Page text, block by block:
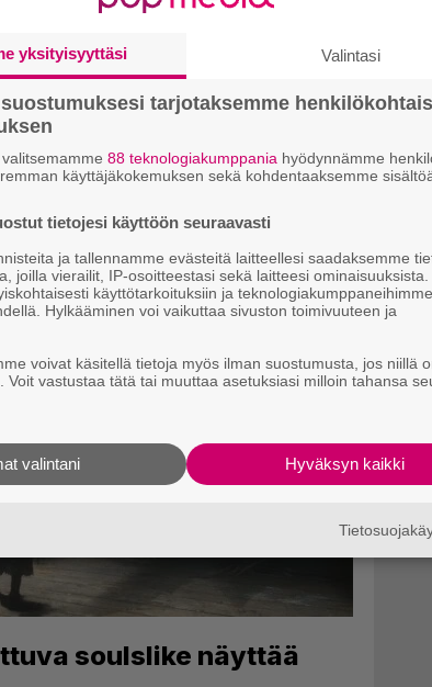
soulslike näyttää
yksityisyyttäsi Valintasi
tarjotaksemme
88 teknologiakumppania hyödynnämme
käyttäjäkokemuksen sekä kohdentaaksemme
tietojesi käyttöön seuraavasti
ja tallennamme evästeitä laitteellesi saadaksemme
joilla vierailit, IP-osoitteestasi sekä laitteesi
käyttötarkoituksiin ja teknologiakumppaneihimme
Hylkääminen voi vaikuttaa sivuston toimivuuteen ja
voivat käsitellä tietoja myös ilman suostumusta, jos niillä
Voit vastustaa tätä tai muuttaa asetuksiasi milloin tahansa
Hyväksyn kaikki
valintani